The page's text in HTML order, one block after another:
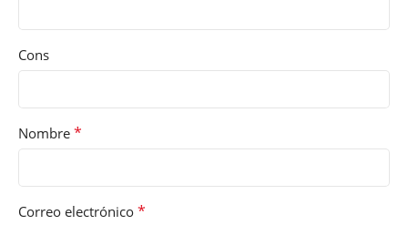
Cons
Nombre *
Correo electrónico *